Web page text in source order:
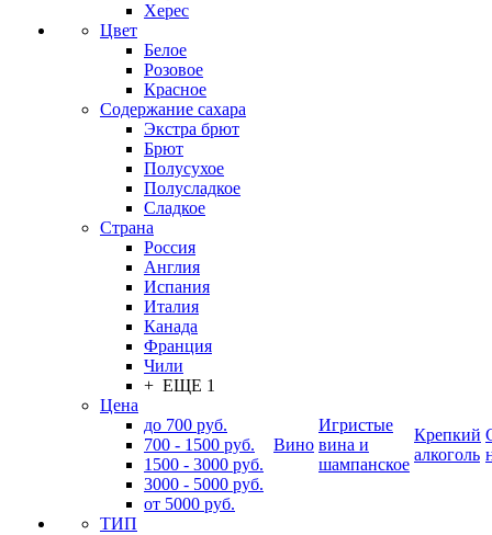
Херес
Цвет
Белое
Розовое
Красное
Содержание сахара
Экстра брют
Брют
Полусухое
Полусладкое
Сладкое
Страна
Россия
Англия
Испания
Италия
Канада
Франция
Чили
+ ЕЩЕ 1
Цена
до 700 руб.
700 - 1500 руб.
1500 - 3000 руб.
3000 - 5000 руб.
от 5000 руб.
ТИП
Вино
Игристые
вина и
шампанское
Крепкий
алкоголь